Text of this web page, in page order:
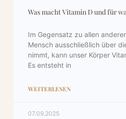
52,70
18,90€
Was macht Vitamin D und für
Im Gegensatz zu allen
Mensch ausschließlich über
nimmt, kann unser Körper
Es entsteht in
WEITERLESEN
07.09.2025